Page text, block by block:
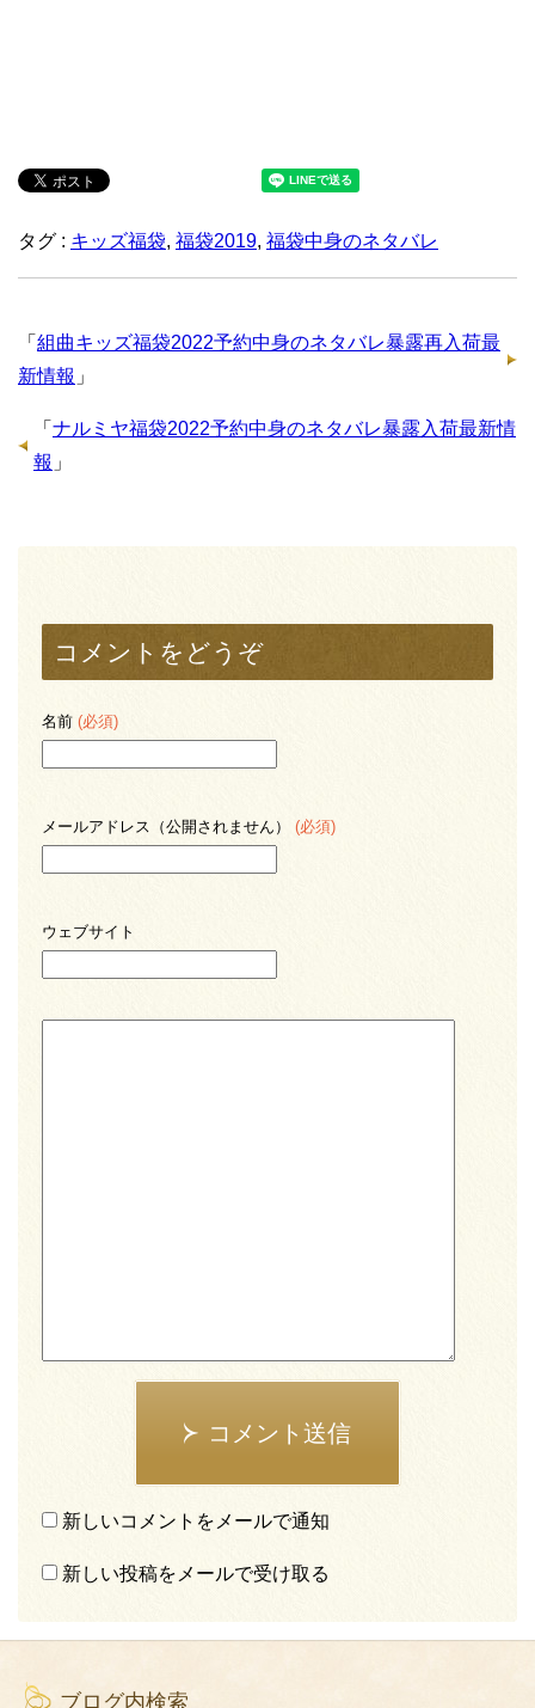
タグ : キッズ福袋, 福袋2019, 福袋中身のネタバレ
「 組曲キッズ福袋2022予約中身のネタバレ暴露再入荷最
新情報 」
「 ナルミヤ福袋2022予約中身のネタバレ暴露入荷最新情
報 」
コメントをどうぞ
名前 (必須)
メールアドレス（公開されません） (必須)
ウェブサイト
コメント送信
新しいコメントをメールで通知
新しい投稿をメールで受け取る
ブログ内検索